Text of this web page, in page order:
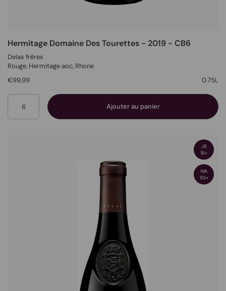
Hermitage Domaine Des Tourettes - 2019 - CB6
Delas frères
Rouge, Hermitage aoc, Rhone
€99,99
0.75L
Quantité
Ajouter au panier
JR
18+
WA
93+